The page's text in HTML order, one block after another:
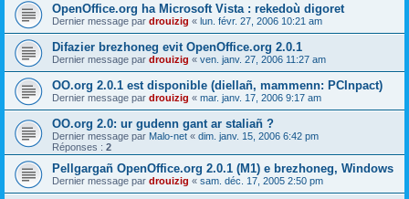
OpenOffice.org ha Microsoft Vista : rekedoù digoret
Dernier message par drouizig « lun. févr. 27, 2006 10:21 am
Difazier brezhoneg evit OpenOffice.org 2.0.1
Dernier message par drouizig « ven. janv. 27, 2006 11:27 am
OO.org 2.0.1 est disponible (diellañ, mammenn: PCInpact)
Dernier message par drouizig « mar. janv. 17, 2006 9:17 am
OO.org 2.0: ur gudenn gant ar staliañ ?
Dernier message par Malo-net « dim. janv. 15, 2006 6:42 pm
Réponses : 2
Pellgargañ OpenOffice.org 2.0.1 (M1) e brezhoneg, Windows
Dernier message par drouizig « sam. déc. 17, 2005 2:50 pm